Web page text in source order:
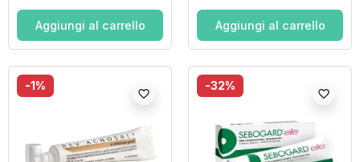
Aggiungi al carrello Aggiungi al carrello
-1%
favorite_border
-32%
favorite_border